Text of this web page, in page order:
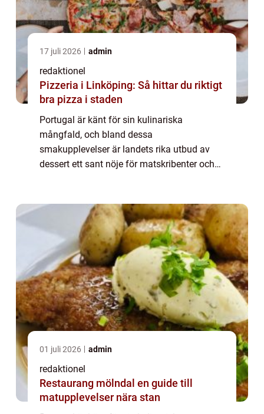
17 juli 2026 admin
redaktionel
Pizzeria i Linköping: Så hittar du riktigt
bra pizza i staden
Portugal är känt för sin kulinariska
mångfald, och bland dessa
smakupplevelser är landets rika utbud av
dessert ett sant nöje för matskribenter och
världen av portug...
01 juli 2026 admin
redaktionel
Restaurang mölndal en guide till
matupplevelser nära stan